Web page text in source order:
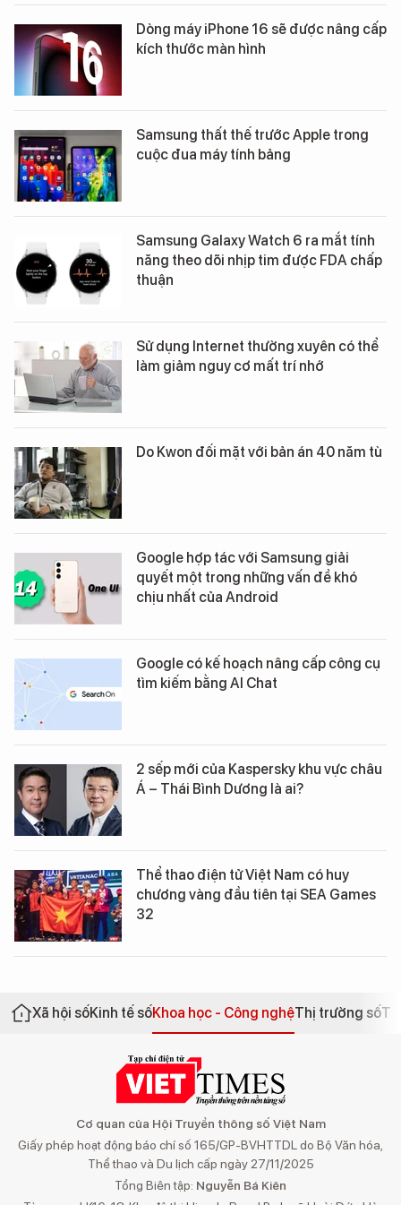
Dòng máy iPhone 16 sẽ được nâng cấp
kích thước màn hình
Samsung thất thế trước Apple trong
cuộc đua máy tính bảng
Samsung Galaxy Watch 6 ra mắt tính
năng theo dõi nhịp tim được FDA chấp
thuận
Sử dụng Internet thường xuyên có thể
làm giảm nguy cơ mất trí nhớ
Do Kwon đối mặt với bản án 40 năm tù
Google hợp tác với Samsung giải
quyết một trong những vấn đề khó
chịu nhất của Android
Google có kế hoạch nâng cấp công cụ
tìm kiếm bằng AI Chat
2 sếp mới của Kaspersky khu vực châu
Á – Thái Bình Dương là ai?
Thể thao điện tử Việt Nam có huy
chương vàng đầu tiên tại SEA Games
32
Xã hội sốKinh tế sốKhoa học - Công nghệThị trường số
Cơ quan của Hội Truyền thông số Việt Nam
Giấy phép hoạt động báo chí số 165/GP-BVHTTDL do Bộ Văn hóa,
Thể thao và Du lịch cấp ngày 27/11/2025
Tổng Biên tập: Nguyễn Bá Kiên